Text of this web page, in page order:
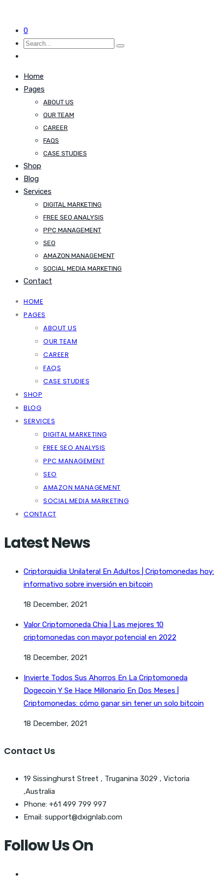
0
Home
Pages
ABOUT US
OUR TEAM
CAREER
FAQS
CASE STUDIES
Shop
Blog
Services
DIGITAL MARKETING
FREE SEO ANALYSIS
PPC MANAGEMENT
SEO
AMAZON MANAGEMENT
SOCIAL MEDIA MARKETING
Contact
HOME
PAGES
ABOUT US
OUR TEAM
CAREER
FAQS
CASE STUDIES
SHOP
BLOG
SERVICES
DIGITAL MARKETING
FREE SEO ANALYSIS
PPC MANAGEMENT
SEO
AMAZON MANAGEMENT
SOCIAL MEDIA MARKETING
CONTACT
Latest News
Criptorquidia Unilateral En Adultos | Criptomonedas hoy:
informativo sobre inversión en bitcoin
18 December, 2021
Valor Criptomoneda Chia | Las mejores 10
criptomonedas con mayor potencial en 2022
18 December, 2021
Invierte Todos Sus Ahorros En La Criptomoneda
Dogecoin Y Se Hace Millonario En Dos Meses |
Criptomonedas: cómo ganar sin tener un solo bitcoin
18 December, 2021
Contact Us
19 Sissinghurst Street , Truganina 3029 , Victoria
,Australia
Phone: +61 499 799 997
Email: support@dxignlab.com
Follow Us On